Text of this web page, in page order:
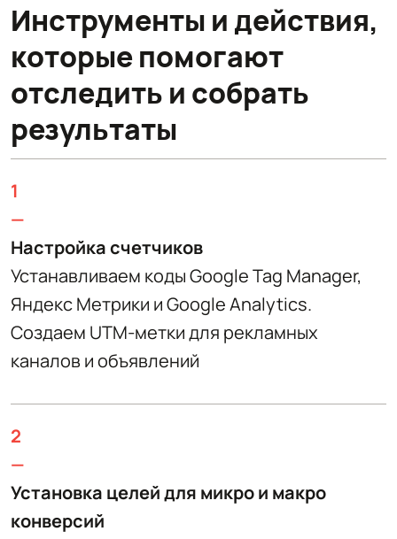
Инструменты и действия,
которые помогают
отследить и собрать
результаты
1
—
Настройка счетчиков
Устанавливаем коды Google Tag Manager,
Яндекс Метрики и Google Analytics.
Создаем UTM-метки для рекламных
каналов и объявлений
2
—
Установка целей для микро и макро
конверсий